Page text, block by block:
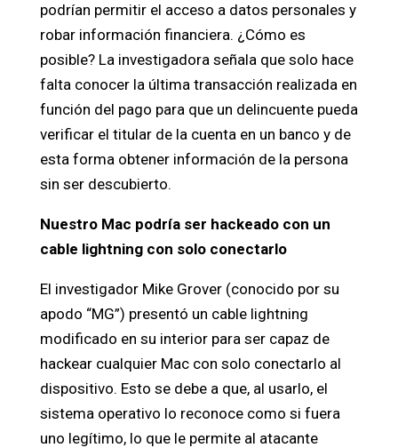
podrían permitir el acceso a datos personales y
robar información financiera. ¿Cómo es
posible? La investigadora señala que solo hace
falta conocer la última transacción realizada en
función del pago para que un delincuente pueda
verificar el titular de la cuenta en un banco y de
esta forma obtener información de la persona
sin ser descubierto.
Nuestro Mac podría ser hackeado con un
cable lightning con solo conectarlo
El investigador Mike Grover (conocido por su
apodo “MG”) presentó un cable lightning
modificado en su interior para ser capaz de
hackear cualquier Mac con solo conectarlo al
dispositivo. Esto se debe a que, al usarlo, el
sistema operativo lo reconoce como si fuera
uno legítimo, lo que le permite al atacante